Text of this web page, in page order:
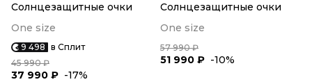
Солнцезащитные очки
One size
9 498 в Сплит
45 990 ₽
37 990 ₽ -17%
Солнцезащитные очки
One size
57 990 ₽
51 990 ₽ -10%